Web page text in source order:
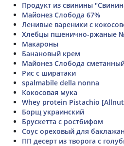
Продукт из свинины
Майонез Слобода 67%
Ленивые вареники с
Хлебцы пшенично-ржаные
Макароны
Банановый крем
Майонез Слобода
Рис с ширатаки
spalmabile della nonna
Кокосовая мука
Whey protein Pistachio
Борщ украинский
Брускетта с ростбифом
Соус ореховый для баклажан
ПП десерт из творога с